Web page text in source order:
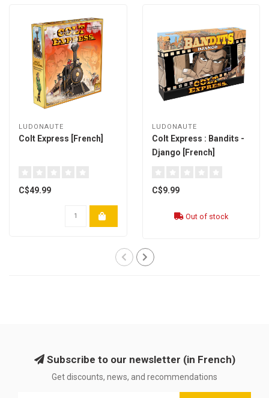
LUDONAUTE
Colt Express [French]
C$49.99
LUDONAUTE
Colt Express : Bandits -
Django [French]
C$9.99
Out of stock
Subscribe to our newsletter (in French)
Get discounts, news, and recommendations